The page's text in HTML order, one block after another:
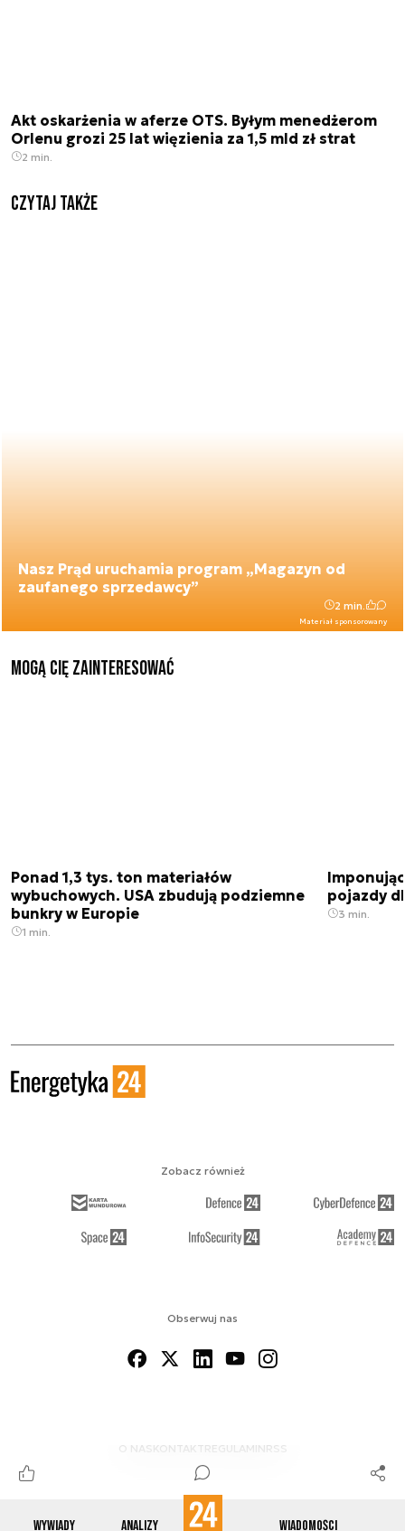
Wywiady Analizy Wiadomości
Akt oskarżenia w aferze OTS. Byłym menedżerom
Orlenu grozi 25 lat więzienia za 1,5 mld zł strat
2 min.
Czytaj także
Nasz Prąd uruchamia program „Magazyn od
zaufanego sprzedawcy”
Materiał sponsorowany
2 min.
Mogą Cię zainteresować
Ponad 1,3 tys. ton materiałów
wybuchowych. USA zbudują podziemne
bunkry w Europie
1 min.
pojazdy
3 min.
Obserwuj nas
O NAS KONTAKTREGULAMINRSS
Zobacz również